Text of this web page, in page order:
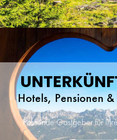
Hotels, Pensionen
Passende Gastgeber für